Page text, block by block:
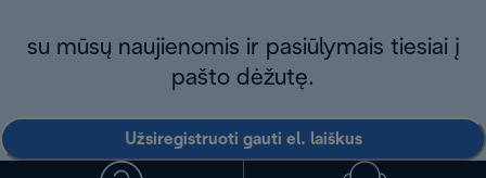
su mūsų naujienomis ir pasiūlymais tiesiai į
pašto dėžutę.
Užsiregistruoti gauti el. laiškus